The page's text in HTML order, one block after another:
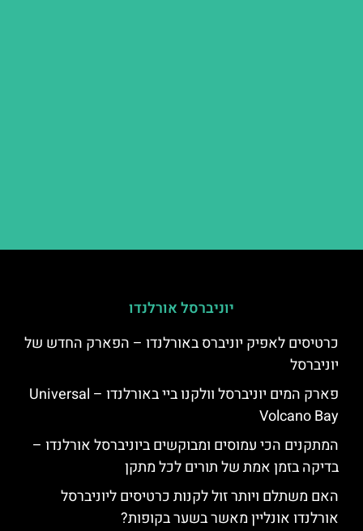
יוניברסל אורלנדו
כרטיסים לאפיק יוניברס באורלנדו – הפארק החדש של
יוניברסל
פארק המים יוניברסל וולקנו ביי באורלנדו – Universal
Volcano Bay
המתקנים הכי עמוסים ומבוקשים ביוניברסל אורלנדו –
בדיקה בזמן אמת של תורים לכל מתקן
האם משתלם ויותר זול לקנות כרטיסים ליוניברסל
אורלנדו אונליין מאשר בשער בקופות?